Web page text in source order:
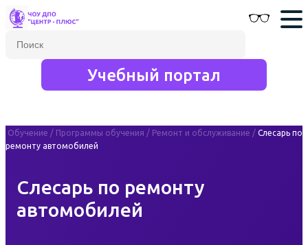
Учебный портал
Обучение / Программы обучения / Ремонт и обслуживание / Слесарь по
ремонту автомобилей
Слесарь по ремонту
автомобилей